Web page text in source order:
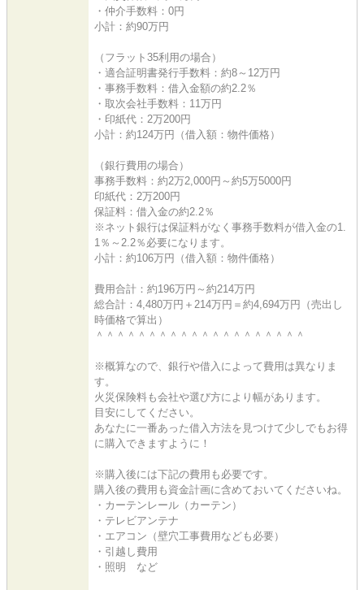
・仲介手数料：0円
小計：約90万円
（フラット35利用の場合）
・適合証明書発行手数料：約8～12万円
・事務手数料：借入金額の約2.2％
・取次会社手数料：11万円
・印紙代：2万200円
小計：約124万円（借入額：物件価格）
（銀行費用の場合）
事務手数料：約2万2,000円～約5万5000円
印紙代：2万200円
保証料：借入金の約2.2％
※ネット銀行は保証料がなく事務手数料が借入金の1.
1％～2.2％必要になります。
小計：約106万円（借入額：物件価格）
費用合計：約196万円～約214万円
総合計：4,480万円＋214万円＝約4,694万円（売出し
時価格で算出）
＾＾＾＾＾＾＾＾＾＾＾＾＾＾＾＾＾＾＾＾
※概算なので、銀行や借入によって費用は異なりま
す。
火災保険料も会社や選び方により幅があります。
目安にしてください。
あなたに一番あった借入方法を見つけて少しでもお得
に購入できますように！
※購入後には下記の費用も必要です。
購入後の費用も資金計画に含めておいてくださいね。
・カーテンレール（カーテン）
・テレビアンテナ
・エアコン（壁穴工事費用なども必要）
・引越し費用
・照明 など